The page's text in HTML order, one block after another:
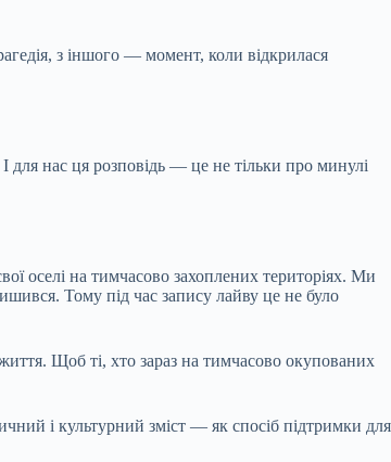
з іншого — момент, коли відкрилася
для нас ця розповідь — це не тільки про минулі
оселі на тимчасово захоплених територіях. Ми
Тому під час запису лайву це не було
Щоб ті, хто зараз на тимчасово окупованих
і культурний зміст — як спосіб підтримки для